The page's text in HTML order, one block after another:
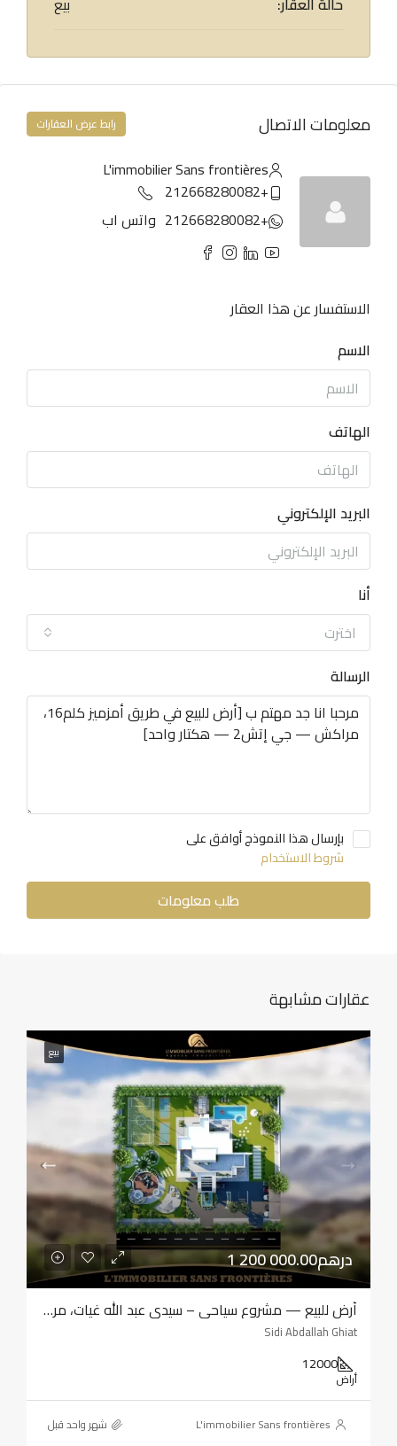
معلومات الاتصال رابط عرض العقارات
L'immobilier Sans frontières
+212668280082
+212668280082
واتس اب
الاستفسار عن هذا العقار
الاسم
الهاتف
البريد الإلكتروني
أنا
اخترت
الرسالة
بإرسال هذا النموذج أوافق على
شروط الاستخدام
طلب معلومات
عقارات مشابهة
بيع
1 200 000.00درهم
أرض للبيع — مشروع سياحي – سيدي عبد الله غيات، مراكش
Sidi Abdallah Ghiat
12000
أراض
L'immobilier Sans frontières ‏شهر واحد قبل